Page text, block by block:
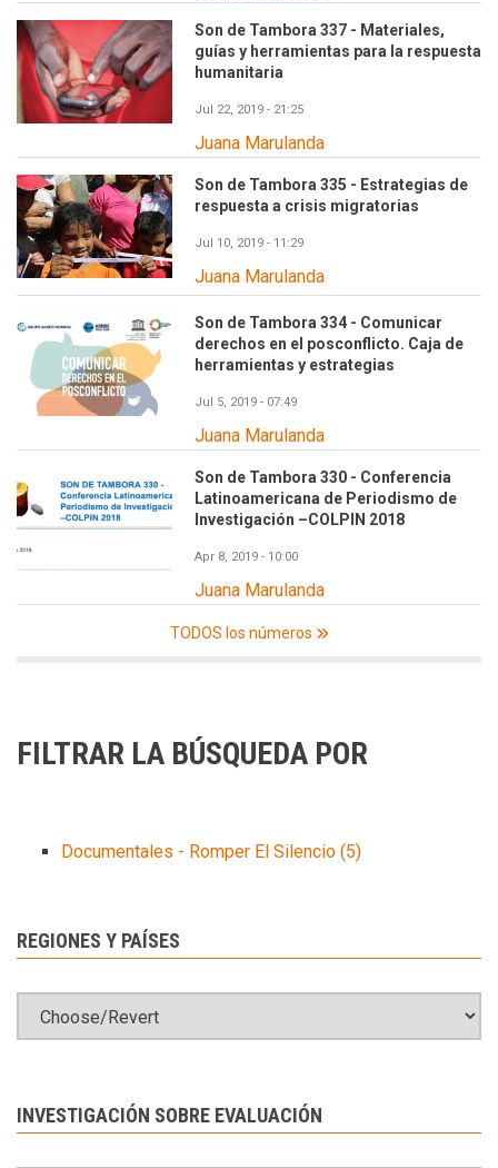
Son de Tambora 337 - Materiales,
guías y herramientas para la respuesta
humanitaria
Jul 22, 2019 - 21:25
Juana Marulanda
Son de Tambora 335 - Estrategias de
respuesta a crisis migratorias
Jul 10, 2019 - 11:29
Juana Marulanda
Son de Tambora 334 - Comunicar
derechos en el posconflicto. Caja de
herramientas y estrategias
Jul 5, 2019 - 07:49
Juana Marulanda
Son de Tambora 330 - Conferencia
Latinoamericana de Periodismo de
Investigación –COLPIN 2018
Apr 8, 2019 - 10:00
Juana Marulanda
TODOS los números
FILTRAR LA BÚSQUEDA POR
Documentales - Romper El Silencio (5)
REGIONES Y PAÍSES
INVESTIGACIÓN SOBRE EVALUACIÓN